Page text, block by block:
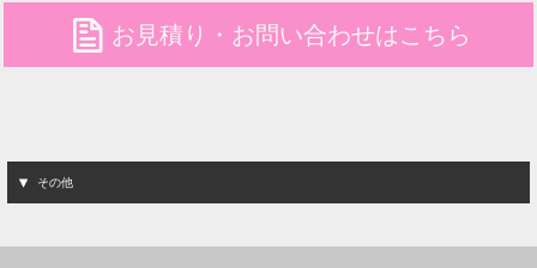
file お見積り・お問い合わせはこちら
その他